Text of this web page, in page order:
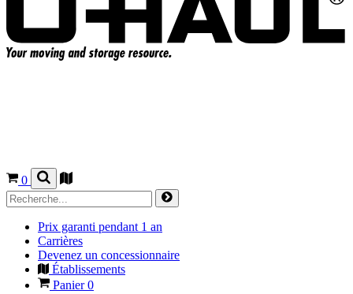
0
Prix garanti pendant 1 an
Carrières
Devenez un concessionnaire
Établissements
Panier0